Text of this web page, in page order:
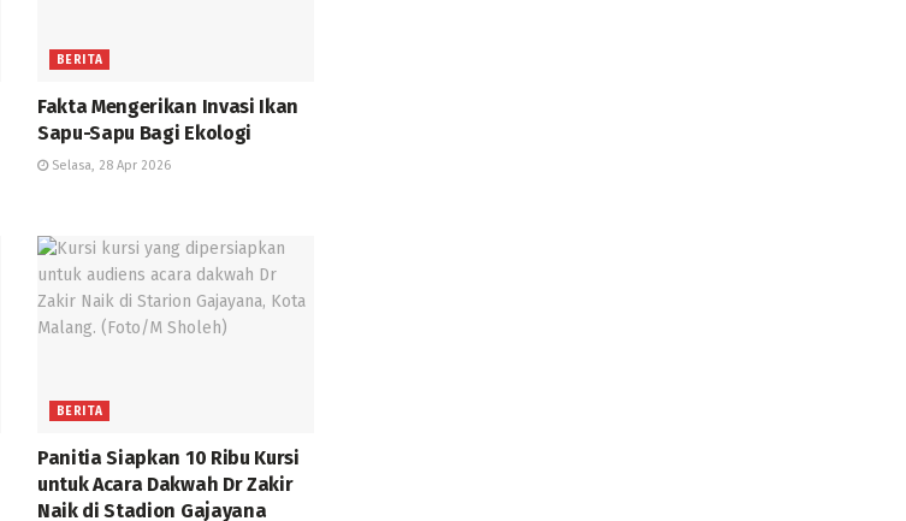
BERITA
Fakta Mengerikan Invasi Ikan
Sapu-Sapu Bagi Ekologi
Selasa, 28 Apr 2026
BERITA
Panitia Siapkan 10 Ribu Kursi
untuk Acara Dakwah Dr Zakir
Naik di Stadion Gajayana